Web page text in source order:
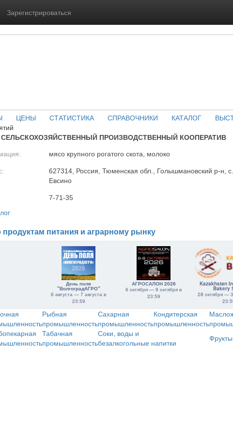
Зарегистрироваться
ЦЕНЫ СТАТИСТИКА СПРАВОЧНИКИ КАТАЛОГ
ПРОИЗВОДСТВЕННЫЙ КООПЕРАТИВ
мясо крупного рогатого скота, молоко
627314, Россия, Тюменская обл., Голышмановский р-н, с.
Евсино
7-71-35
питания и аграрному рынку
День поля
"ВолгоградАГРО"
6 августа — 7 августа в
23:59
АГРОСАЛОН 2026
6 октября — 9 октября в
23:59
Kazakhstan
Bakery
28 октября —
Рыбная
промышленность
Сахарная
промышленность
Кондитерская
промышленность
Табачная
промышленность
Соки, воды и
безалкогольные напитки